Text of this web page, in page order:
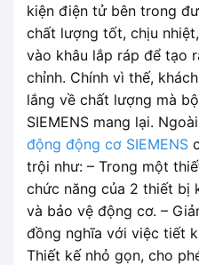
kiện điện tử bên trong
chất lượng tốt, chịu
vào khâu lắp ráp để tạo
chỉnh. Chính vì thế,
lắng về chất lượng mà
SIEMENS mang lại.
động động cơ SIEMENS
trội như: – Trong một
chức năng của 2 thiết bị
và bảo vệ động cơ. –
đồng nghĩa với việc tiết
Thiết kế nhỏ gọn, cho